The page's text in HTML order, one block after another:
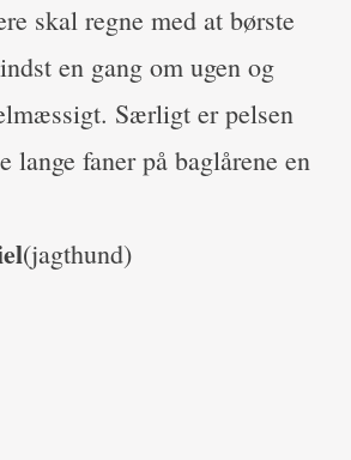
skal regne med at børste
en gang om ugen og
Særligt er pelsen
lange faner på baglårene en
(jagthund)